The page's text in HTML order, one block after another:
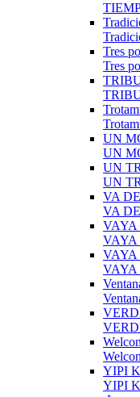
Tres
Tres
UN
UN
UN
UN
VA
VA
YIPI
YIPI